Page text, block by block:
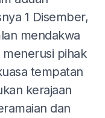
1 Disember,
mendakwa
menerusi pihak
tempatan
kerajaan
dan